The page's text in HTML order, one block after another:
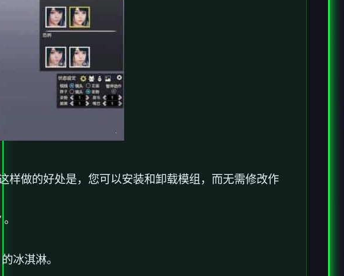
样做的好处是，您可以安装和卸载模组，而无需修改作
冰淇淋。